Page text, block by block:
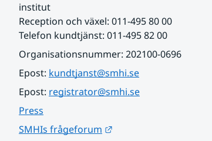
institut
Reception och växel: 011-495 80 00
Telefon kundtjänst: 011-495 82 00
Organisationsnummer: 202100-0696
Epost: kundtjanst@smhi.se
Epost: registrator@smhi.se
Press
SMHIs frågeforum